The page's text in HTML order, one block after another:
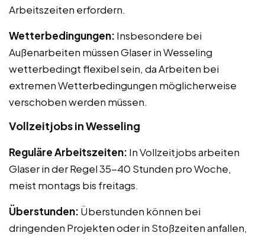
Arbeitszeiten erfordern.
Wetterbedingungen: Insbesondere bei
Außenarbeiten müssen Glaser in Wesseling
wetterbedingt flexibel sein, da Arbeiten bei
extremen Wetterbedingungen möglicherweise
verschoben werden müssen.
Vollzeitjobs in Wesseling
Reguläre Arbeitszeiten: In Vollzeitjobs arbeiten
Glaser in der Regel 35-40 Stunden pro Woche,
meist montags bis freitags.
Überstunden: Überstunden können bei
dringenden Projekten oder in Stoßzeiten anfallen,